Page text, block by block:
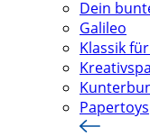
Dein
Galileo
Klassik
Papertoys